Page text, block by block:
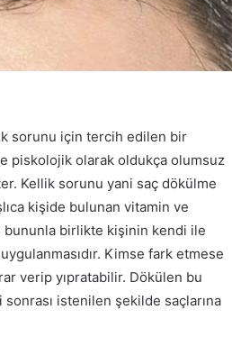
sorunu için tercih edilen bir
piskolojik olarak oldukça olumsuz
Kellik sorunu yani saç dökülme
kişide bulunan vitamin ve
bununla birlikte kişinin kendi ile
Kimse fark etmese
verip yıpratabilir. Dökülen bu
istenilen şekilde saçlarına